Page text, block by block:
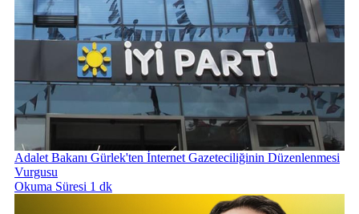
Adalet Bakanı Gürlek'ten İnternet Gazeteciliğinin Düzenlenmesi
Vurgusu
Okuma Süresi 1 dk